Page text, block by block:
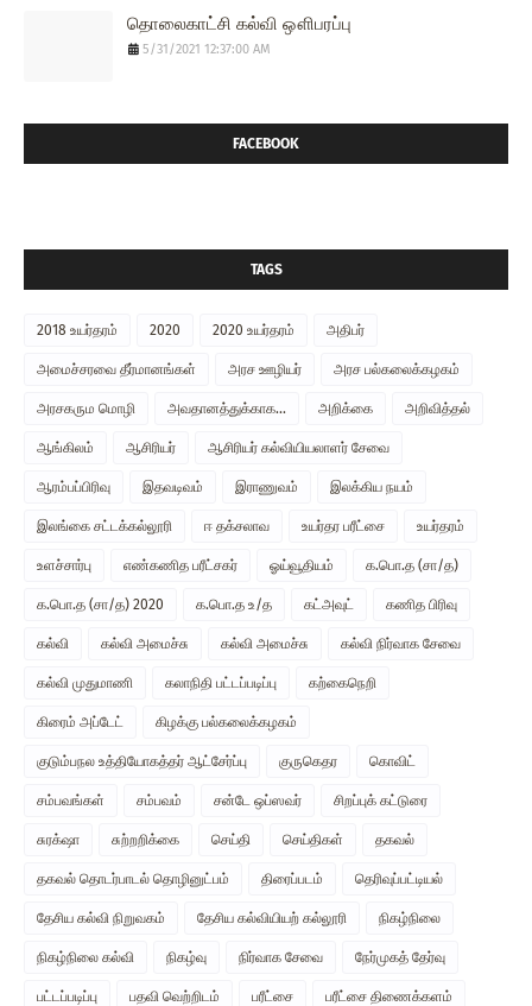
தொலைகாட்சி கல்வி ஔிபரப்பு
5/31/2021 12:37:00 AM
FACEBOOK
TAGS
2018 உயர்தரம் 2020 2020 உயர்தரம் அதிபர்
அமைச்சரவை தீர்மானங்கள் அரச ஊழியர் அரச பல்கலைக்கழகம்
அரசகரும மொழி அவதானத்துக்காக... அறிக்கை அறிவித்தல்
ஆங்கிலம் ஆசிரியர் ஆசிரியர் கல்வியியலாளர் சேவை
ஆரம்பப்பிரிவு இதவடிவம் இராணுவம் இலக்கிய நயம்
இலங்கை சட்டக்கல்லூரி ஈ தக்சலாவ உயர்தர பரீட்சை உயர்தரம்
உளச்சார்பு எண்கணித பரீட்சகர் ஓய்வூதியம் க.பொ.த (சா/த)
க.பொ.த (சா/த) 2020 க.பொ.த உ/த கட்அவுட் கணித பிரிவு
கல்வி கல்வி அமைச்சு கல்வி அமைச்சு கல்வி நிர்வாக சேவை
கல்வி முதுமாணி கலாநிதி பட்டப்படிப்பு கற்கைநெறி
கிரைம் அப்டேட் கிழக்கு பல்கலைக்கழகம்
குடும்பநல உத்தியோகத்தர் ஆட்சேர்ப்பு குருகெதர கொவிட்
சம்பவங்கள் சம்பவம் சன்டே ஒப்ஸவர் சிறப்புக் கட்டுரை
சுரக்‌ஷா சுற்றறிக்கை செய்தி செய்திகள் தகவல்
தகவல் தொடர்பாடல் தொழினுட்பம் திரைப்படம் தெரிவுப்பட்டியல்
தேசிய கல்வி நிறுவகம் தேசிய கல்வியியற் கல்லூரி நிகழ்நிலை
நிகழ்நிலை கல்வி நிகழ்வு நிர்வாக சேவை நேர்முகத் தேர்வு
பட்டப்படிப்பு பதவி வெற்றிடம் பரீட்சை பரீட்சை திணைக்களம்